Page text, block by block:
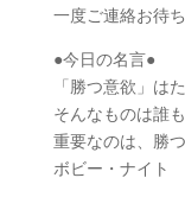
一度ご連絡お待
●今日の名言●
「勝つ意欲」は
そんなものは誰
重要なのは、勝
ボビー・ナイト